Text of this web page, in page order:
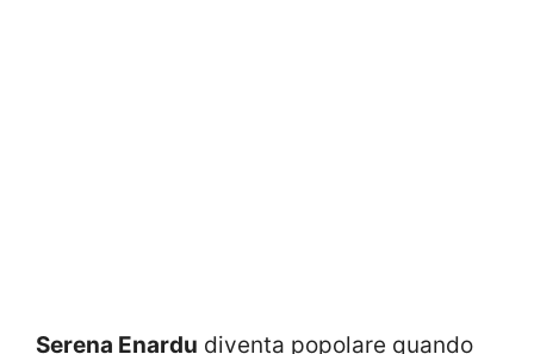
Serena Enardu diventa popolare quando